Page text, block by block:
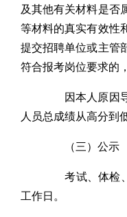
及其他有关材料是否
等材料的真实有效性
提交招聘单位或主管
符合报考岗位要求的
因本人原因导
人员总成绩从高分到
（三）公示
考试、体检、
工作日。